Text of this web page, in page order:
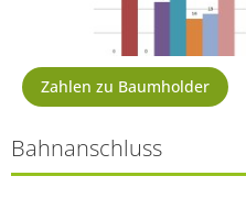
Zahlen zu Baumholder
Bahnanschluss